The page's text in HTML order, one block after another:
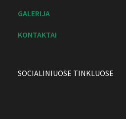
GALERIJA
KONTAKTAI
SOCIALINIUOSE TINKLUOSE